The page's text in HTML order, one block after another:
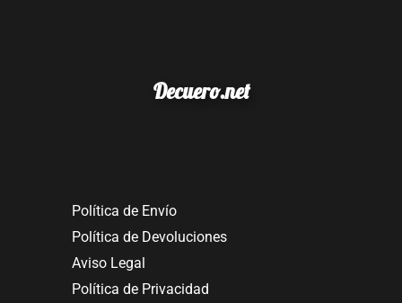
Decuero.net
Política de Envío
Política de Devoluciones
Aviso Legal
Política de Privacidad